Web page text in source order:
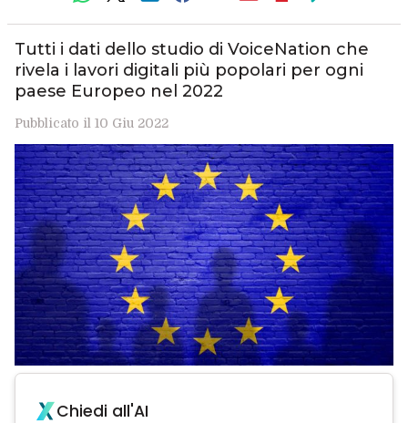
Tutti i dati dello studio di VoiceNation che
rivela i lavori digitali più popolari per ogni
paese Europeo nel 2022
Pubblicato il 10 Giu 2022
Chiedi all'AI